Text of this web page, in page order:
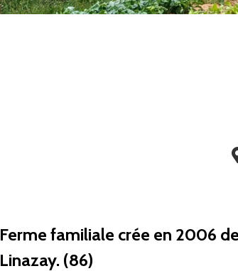
Ferme familiale crée en 2006
Linazay. (86)